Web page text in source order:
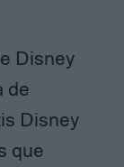
Disney
de
Disney
que